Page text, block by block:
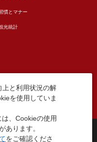
慣とマナー
光統計
告掲載について
課
野4丁目5番6号
上と利用状況の解
を使用していま
、Cookieの使用
あります。
をご確認くださ